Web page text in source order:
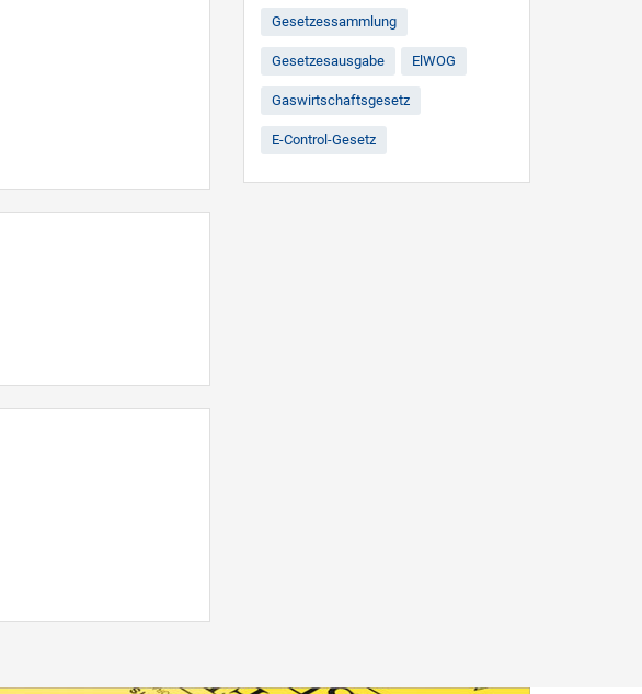
Gesetzessammlung
Gesetzesausgabe ElWOG
Gaswirtschaftsgesetz
E-Control-Gesetz